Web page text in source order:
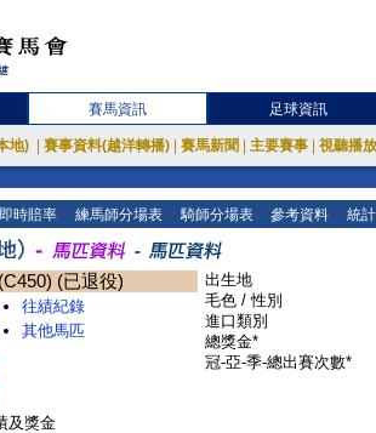
賽馬資訊 足球資訊
地) 賽事資料(越洋轉播) 賽馬新聞 主要賽事 視聽播
即時賠率 練馬師分場表 騎師分場表 參考資料 統
(已退役)
往績紀錄
其他馬匹
出生地
毛色 / 性別
進口類別
總獎金*
冠-亞-季-總出賽次數*
及獎金